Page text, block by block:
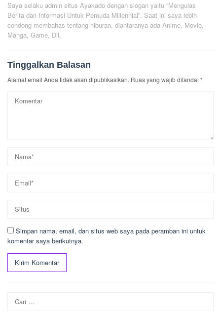
Saya selaku admin situs Ayakado dengan slogan yaitu “Mengulas
Berita dan Informasi Untuk Pemuda Millennial”. Saat ini saya lebih
condong membahas tentang hiburan, diantaranya ada Anime, Movie,
Manga, Game, Dll.
Tinggalkan Balasan
Alamat email Anda tidak akan dipublikasikan. Ruas yang wajib ditandai *
Simpan nama, email, dan situs web saya pada peramban ini untuk
komentar saya berikutnya.
Cari
untuk: